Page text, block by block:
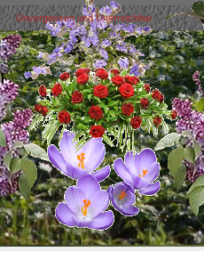
Unvergessen und Unerreichbar